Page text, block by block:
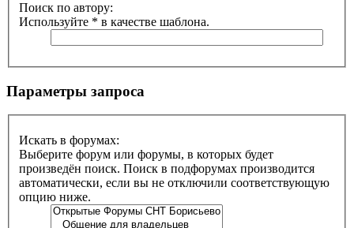
Поиск по автору:
Используйте * в качестве шаблона.
Параметры запроса
Искать в форумах:
Выберите форум или форумы, в которых будет
произведён поиск. Поиск в подфорумах производится
автоматически, если вы не отключили соответствующую
опцию ниже.